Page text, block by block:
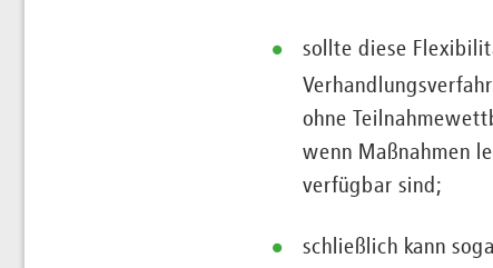
sollte diese
ohne
wenn Maßnahmen
verfügbar sind;
schließlich kann